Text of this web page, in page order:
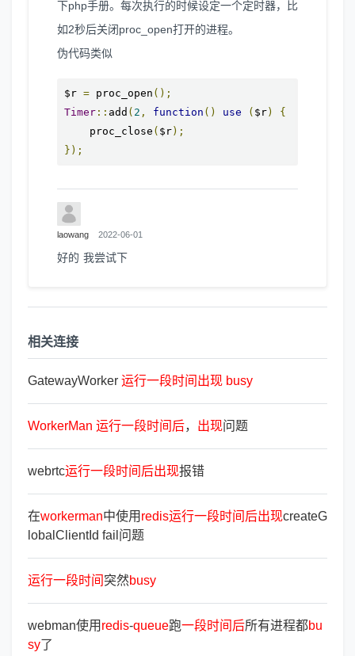
下php手册。每次执行的时候设定一个定时器，比
如2秒后关闭proc_open打开的进程。
伪代码类似
$r = proc_open ();
Timer :: add ( 2 , function () use ( $r)
{
    proc_close
( $r);
});
laowang 2022-06-01
好的 我尝试下
相关连接
GatewayWorker 运行一段时间 出现 busy
WorkerMan 运行一段时间 后， 出现问题
webrtc运行一段时间 后出现报错
在workerman中使用 redis运行一段时间 后出现createG
lobalClientId fail问题
运行一段时间 突然busy
webman使用 redis-queue跑一段时间 后所有进程都bu
sy了